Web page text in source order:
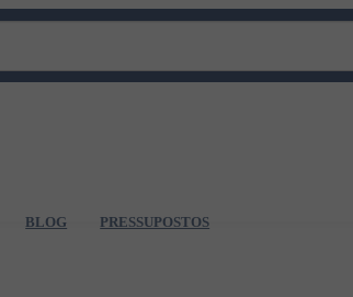
BLOG PRESSUPOSTOS